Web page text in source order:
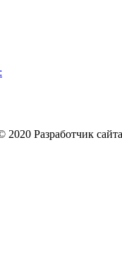
2020 Разработчик